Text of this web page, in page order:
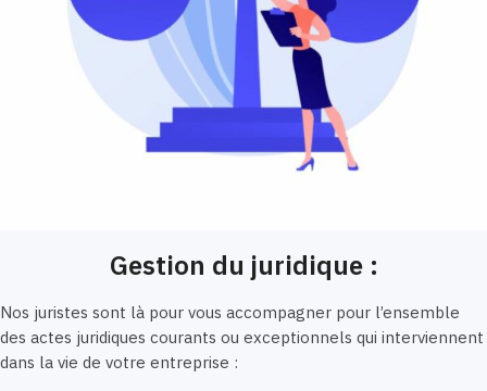
Gestion du juridique :
Nos juristes sont là pour vous accompagner pour l’ensemble
des actes juridiques courants ou exceptionnels qui interviennent
dans la vie de votre entreprise :